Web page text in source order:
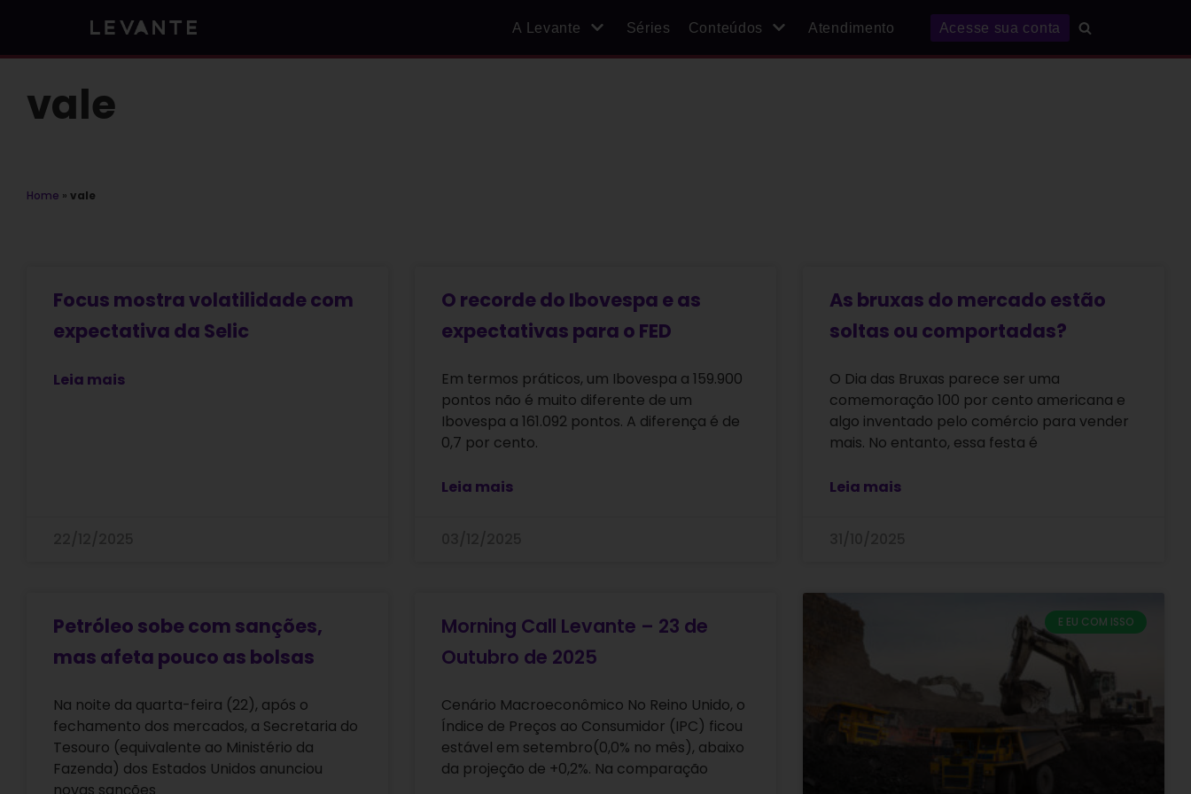
A Levante Séries Conteúdos Atendimento Acesse sua conta
vale
Home » vale
Focus mostra volatilidade com
expectativa da Selic
Leia mais
O recorde do Ibovespa e as
expectativas para o FED
Em termos práticos, um Ibovespa a 159.900
pontos não é muito diferente de um
Ibovespa a 161.092 pontos. A diferença é de
0,7 por cento.
Leia mais
As bruxas do mercado estão
soltas ou comportadas?
O Dia das Bruxas parece ser uma
comemoração 100 por cento americana e
algo inventado pelo comércio para vender
mais. No entanto, essa festa é
Leia mais
Petróleo sobe com sanções,
mas afeta pouco as bolsas
Na noite da quarta-feira (22), após o
fechamento dos mercados, a Secretaria do
Tesouro (equivalente ao Ministério da
Fazenda) dos Estados Unidos anunciou
Morning Call Levante – 23 de
Outubro de 2025
Cenário Macroeconômico No Reino Unido, o
Índice de Preços ao Consumidor (IPC) ficou
estável em setembro(0,0% no mês), abaixo
da projeção de +0,2%. Na comparação
E EU COM ISSO